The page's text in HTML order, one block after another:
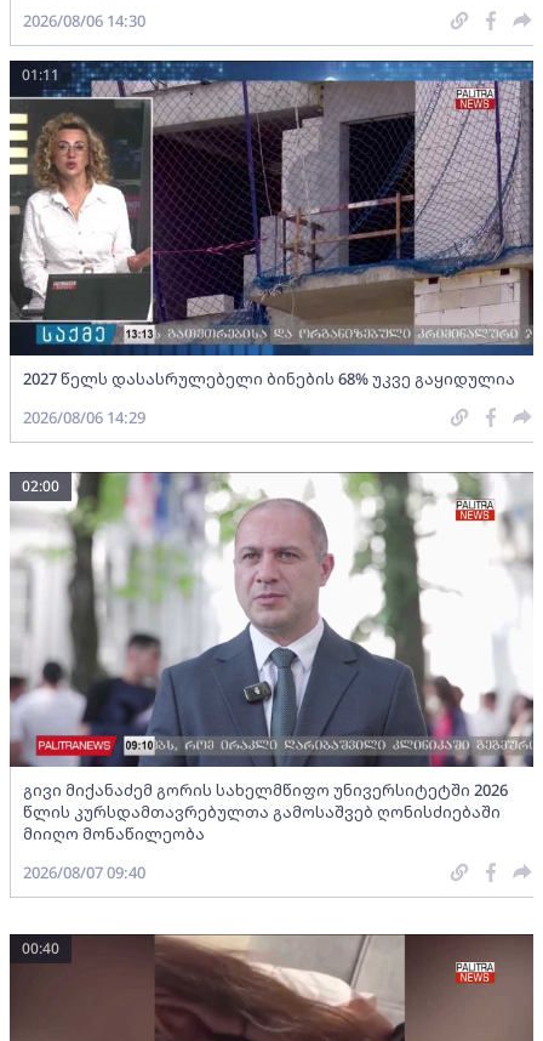
2026/08/06 14:30
2027 წელს დასასრულებელი ბინების 68% უკვე გაყიდულია
01:11
2026/08/06 14:29
გივი მიქანაძემ გორის სახელმწიფო უნივერსიტეტში 2026
წლის კურსდამთავრებულთა გამოსაშვებ ღონისძიებაში
მიიღო მონაწილეობა
02:00
2026/08/07 09:40
00:40